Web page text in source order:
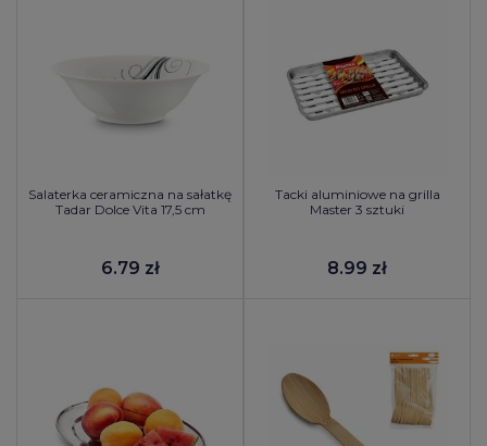
Salaterka ceramiczna na sałatkę
Tadar Dolce Vita 17,5 cm
6.79 zł
Tacki aluminiowe na grilla
Master 3 sztuki
8.99 zł